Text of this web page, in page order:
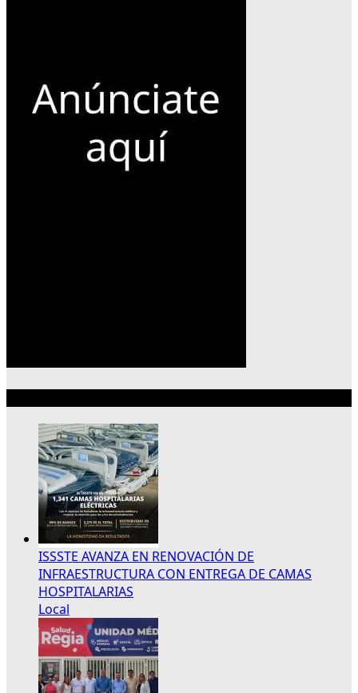
ISSSTE AVANZA EN RENOVACIÓN DE
INFRAESTRUCTURA CON ENTREGA DE CAMAS
HOSPITALARIAS
Local